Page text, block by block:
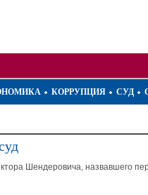
КОРРУПЦИЯ СУД
Шендеровича, назвавшего